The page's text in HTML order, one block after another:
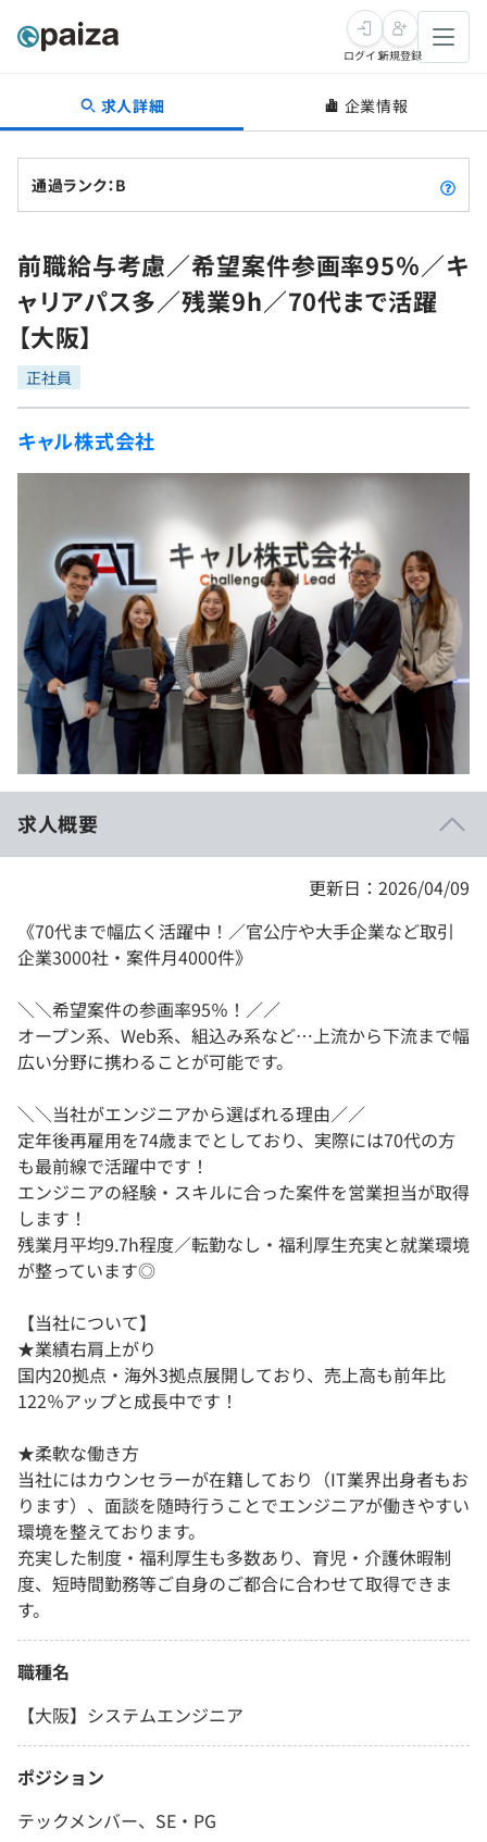
転職・キャリア
転職成功ガイド
転職エージェント
インタビュー
転職成功ガイド
新卒就活
求人検索
本選考
インターン
新卒エージェント
インタビュー
就活成功ガイド
学習
問題集
4択課題
リファレンス
プラン
個人向けプラン
法人向けプラン
学校向けプラン
契約内容・クーポン
スキルチェック
プログラミング言語
再チャレンジ結果一覧
ゲーム・マンガ
Tech Team Journal
note
paizaとは？
ログイン新規登録
求人詳細 企業情報
通過ランク：B
前職給与考慮／希望案件参画率95％／キ
ャリアパス多／残業9h／70代まで活躍
【大阪】
正社員
キャル株式会社
求人概要
更新日：2026/04/09
《70代まで幅広く活躍中！／官公庁や大手企業など取引
企業3000社・案件月4000件》
＼＼希望案件の参画率95％！／／
オープン系、Web系、組込み系など…上流から下流まで幅
広い分野に携わることが可能です。
＼＼当社がエンジニアから選ばれる理由／／
定年後再雇用を74歳までとしており、実際には70代の方
も最前線で活躍中です！
エンジニアの経験・スキルに合った案件を営業担当が取得
します！
残業月平均9.7h程度／転勤なし・福利厚生充実と就業環境
が整っています◎
【当社について】
★業績右肩上がり
国内20拠点・海外3拠点展開しており、売上高も前年比
122％アップと成長中です！
★柔軟な働き方
当社にはカウンセラーが在籍しており（IT業界出身者もお
ります）、面談を随時行うことでエンジニアが働きやすい
環境を整えております。
充実した制度・福利厚生も多数あり、育児・介護休暇制
度、短時間勤務等ご自身のご都合に合わせて取得できま
す。
職種名
【大阪】システムエンジニア
ポジション
テックメンバー、SE・PG